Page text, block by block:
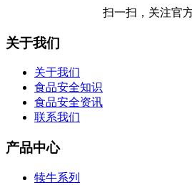
扫一扫，关注官
关于我们
关于我们
食品安全知识
食品安全资讯
联系我们
产品中心
犊牛系列